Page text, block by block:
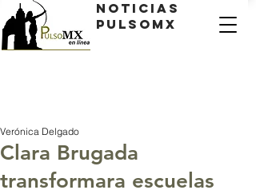
Noticias
PulsoMX
Clara Brugada
transformara escuelas
Verónica Delgado